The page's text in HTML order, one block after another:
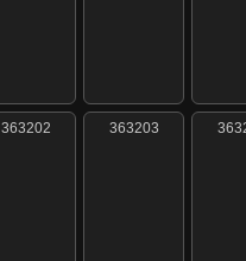
363202 363203